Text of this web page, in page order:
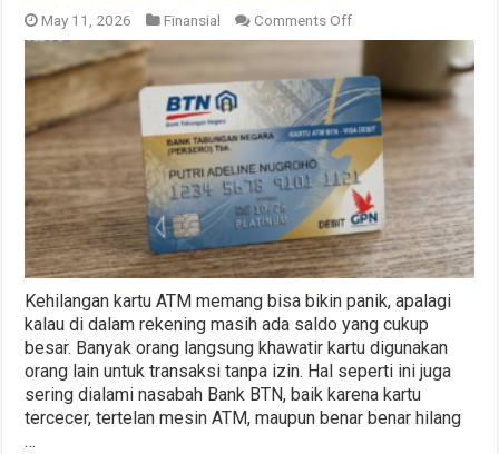
May 11, 2026 Finansial Comments Offon
Cara
ATM
BTN
yang
Hilang
Secara
Online
dan
Offline
Terbaru
2026
Kehilangan kartu ATM memang bisa bikin panik, apalagi
kalau di dalam rekening masih ada saldo yang cukup
besar. Banyak orang langsung khawatir kartu digunakan
orang lain untuk transaksi tanpa izin. Hal seperti ini juga
sering dialami nasabah Bank BTN, baik karena kartu
tercecer, tertelan mesin ATM, maupun benar benar hilang
…